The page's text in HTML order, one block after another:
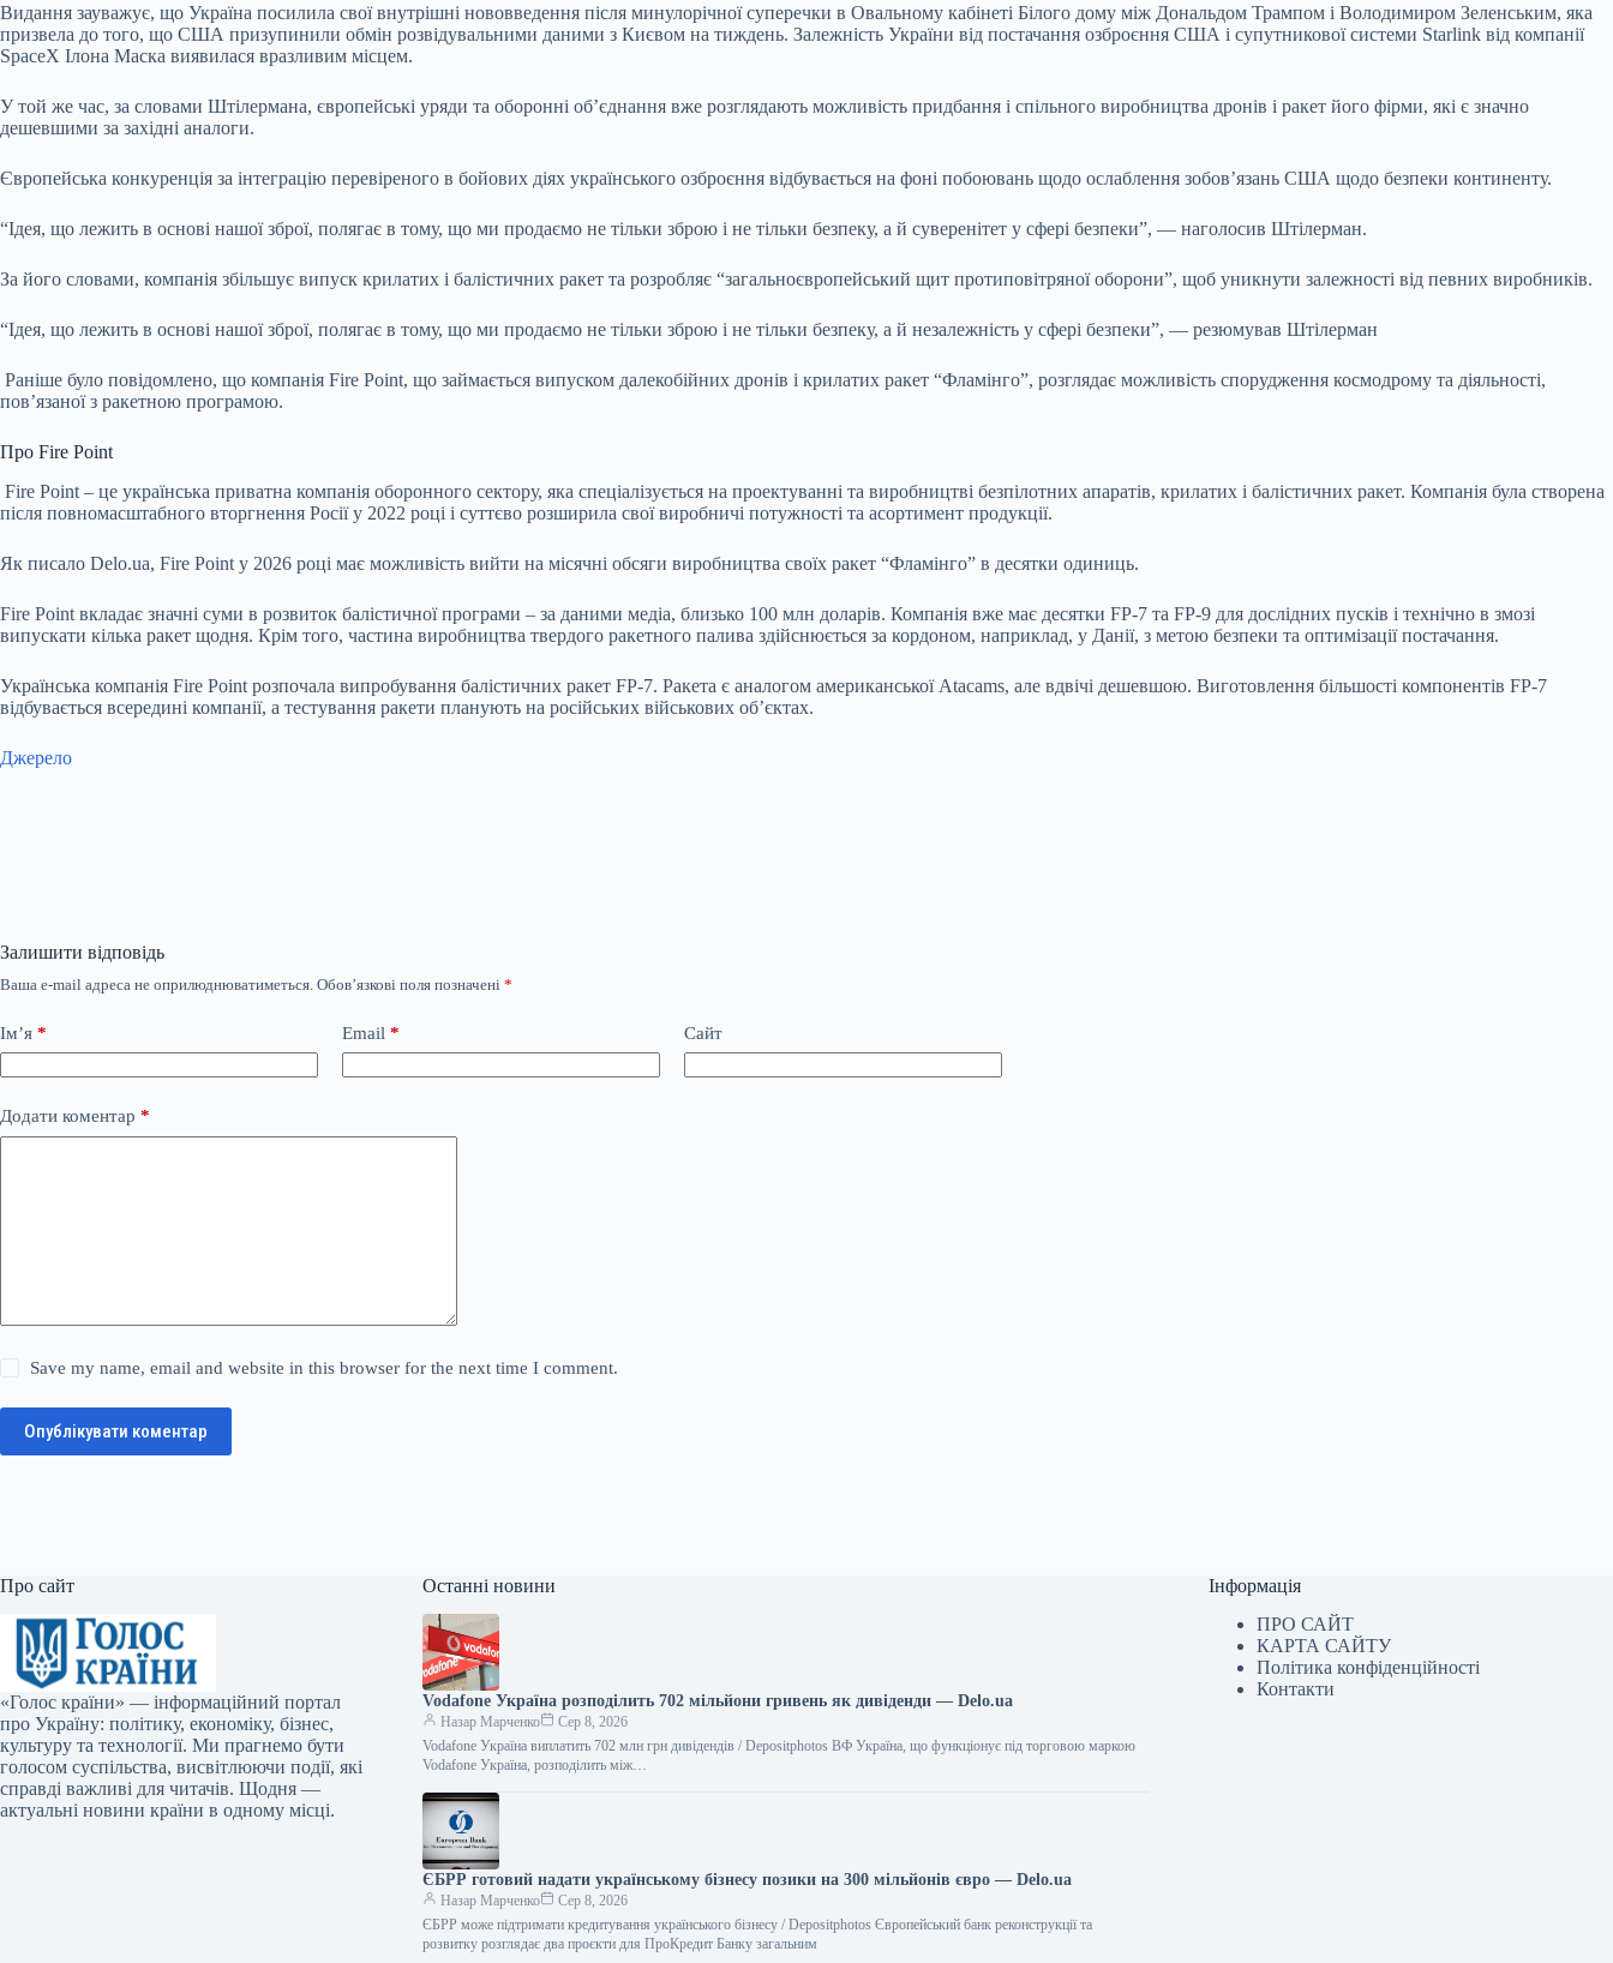
Видання зауважує, що Україна посилила свої внутрішні нововведення після минулорічної суперечки в Овальному кабінеті Білого дому між Дональдом Трампом і Володимиром Зеленським, яка
призвела до того, що США призупинили обмін розвідувальними даними з Києвом на тиждень. Залежність України від постачання озброєння США і супутникової системи Starlink від компанії
SpaceX Ілона Маска виявилася вразливим місцем.
У той же час, за словами Штілермана, європейські уряди та оборонні об’єднання вже розглядають можливість придбання і спільного виробництва дронів і ракет його фірми, які є значно
дешевшими за західні аналоги.
Європейська конкуренція за інтеграцію перевіреного в бойових діях українського озброєння відбувається на фоні побоювань щодо ослаблення зобов’язань США щодо безпеки континенту.
“Ідея, що лежить в основі нашої зброї, полягає в тому, що ми продаємо не тільки зброю і не тільки безпеку, а й суверенітет у сфері безпеки”, — наголосив Штілерман.
За його словами, компанія збільшує випуск крилатих і балістичних ракет та розробляє “загальноєвропейський щит протиповітряної оборони”, щоб уникнути залежності від певних виробників.
“Ідея, що лежить в основі нашої зброї, полягає в тому, що ми продаємо не тільки зброю і не тільки безпеку, а й незалежність у сфері безпеки”, — резюмував Штілерман
Раніше було повідомлено, що компанія Fire Point, що займається випуском далекобійних дронів і крилатих ракет “Фламінго”, розглядає можливість спорудження космодрому та діяльності,
пов’язаної з ракетною програмою.
Про Fire Point
Fire Point – це українська приватна компанія оборонного сектору, яка спеціалізується на проектуванні та виробництві безпілотних апаратів, крилатих і балістичних ракет. Компанія була створена
після повномасштабного вторгнення Росії у 2022 році і суттєво розширила свої виробничі потужності та асортимент продукції.
Як писало Delo.ua, Fire Point у 2026 році має можливість вийти на місячні обсяги виробництва своїх ракет “Фламінго” в десятки одиниць.
Fire Point вкладає значні суми в розвиток балістичної програми – за даними медіа, близько 100 млн доларів. Компанія вже має десятки FP‑7 та FP‑9 для дослідних пусків і технічно в змозі
випускати кілька ракет щодня. Крім того, частина виробництва твердого ракетного палива здійснюється за кордоном, наприклад, у Данії, з метою безпеки та оптимізації постачання.
Українська компанія Fire Point розпочала випробування балістичних ракет FP-7. Ракета є аналогом американської Atacams, але вдвічі дешевшою. Виготовлення більшості компонентів FP-7
відбувається всередині компанії, а тестування ракети планують на російських військових об’єктах.
Джерело
Залишити відповідь
Ваша e-mail адреса не оприлюднюватиметься. Обов’язкові поля позначені *
Ім’я * Email * Сайт
Додати коментар *
Save my name, email and website in this browser for the next time I comment.
Опублікувати коментар
Про сайт
«Голос країни» — інформаційний портал
про Україну: політику, економіку, бізнес,
культуру та технології. Ми прагнемо бути
голосом суспільства, висвітлюючи події, які
справді важливі для читачів. Щодня —
актуальні новини країни в одному місці.
Останні новини
Vodafone Україна розподілить 702 мільйони гривень як дивіденди — Delo.ua
Назар Марченко
Сер 8, 2026
Vodafone Україна виплатить 702 млн грн дивідендів / Depositphotos ВФ Україна, що функціонує під торговою маркою
Vodafone Україна, розподілить між…
ЄБРР готовий надати українському бізнесу позики на 300 мільйонів євро — Delo.ua
Назар Марченко
Сер 8, 2026
ЄБРР може підтримати кредитування українського бізнесу / Depositphotos Європейський банк реконструкції та
розвитку розглядає два проєкти для ПроКредит Банку загальним
Інформація
ПРО САЙТ
КАРТА САЙТУ
Політика конфіденційності
Контакти